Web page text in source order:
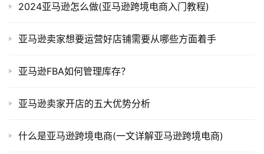
2024亚马逊怎么做(亚马逊跨境电商入门教程)
亚马逊卖家想要运营好店铺需要从哪些方面着手
亚马逊FBA如何管理库存？
亚马逊卖家开店的五大优势分析
什么是亚马逊跨境电商(一文详解亚马逊跨境电商)